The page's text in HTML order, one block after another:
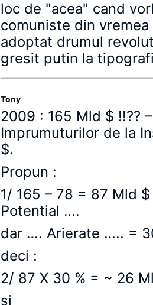
loc de "acea" cand
comuniste din
adoptat drumul
gresit putin la
Tony
2009 : 165 Mld $ !!??
Imprumuturilor de la
$.
Propun :
1/ 165 – 78 = 87 Mld
Potential ….
dar …. Arierate ….. =
deci :
2/ 87 X 30 % = ~ 26
si